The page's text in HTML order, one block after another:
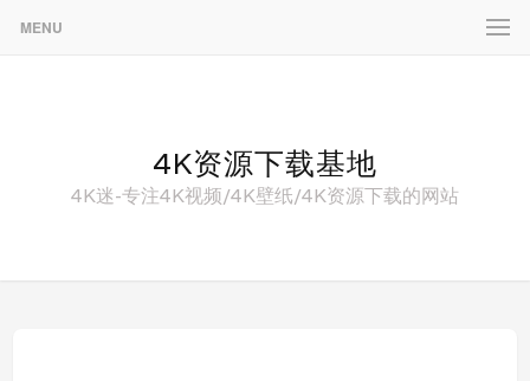
MENU
4K资源下载基地
4K迷-专注4K视频/4K壁纸/4K资源下载的网站